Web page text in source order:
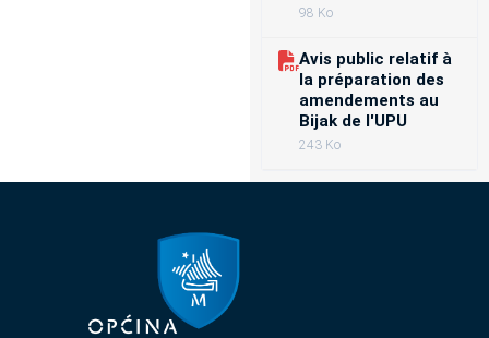
98 Ko
Avis public relatif à
la préparation des
amendements au
Bijak de l'UPU
243 Ko